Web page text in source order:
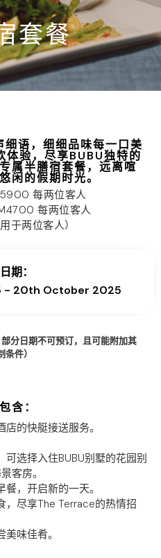
套餐
语，细细品味每一口美
体验，尽享BUBU独特的
属半膳宿套餐，远离喧
闲的假期时光。
每两位客人
每两位客人
于两位客人）
期：
- 20th October 2025
分日期不可预订，且可能附加其
条件）
含：
的快艇接送服务。
选择入住BUBU别墅的花园别
客房。
，开启新的一天。
，尽享The Terrace的热情招
味佳肴。